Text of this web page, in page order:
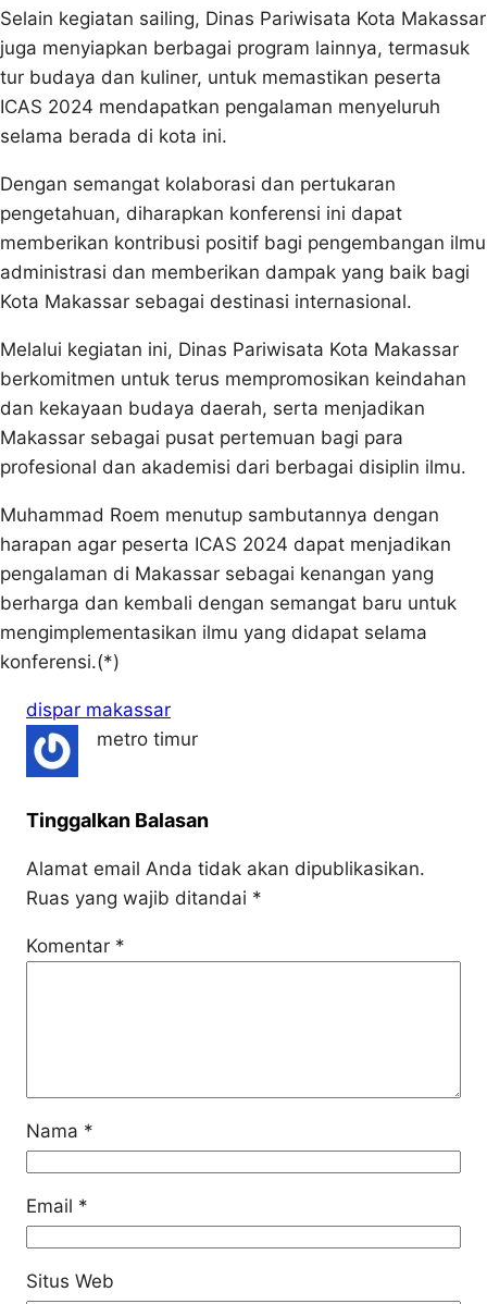
Selain kegiatan sailing, Dinas Pariwisata Kota Makassar
juga menyiapkan berbagai program lainnya, termasuk
tur budaya dan kuliner, untuk memastikan peserta
ICAS 2024 mendapatkan pengalaman menyeluruh
selama berada di kota ini.
Dengan semangat kolaborasi dan pertukaran
pengetahuan, diharapkan konferensi ini dapat
memberikan kontribusi positif bagi pengembangan ilmu
administrasi dan memberikan dampak yang baik bagi
Kota Makassar sebagai destinasi internasional.
Melalui kegiatan ini, Dinas Pariwisata Kota Makassar
berkomitmen untuk terus mempromosikan keindahan
dan kekayaan budaya daerah, serta menjadikan
Makassar sebagai pusat pertemuan bagi para
profesional dan akademisi dari berbagai disiplin ilmu.
Muhammad Roem menutup sambutannya dengan
harapan agar peserta ICAS 2024 dapat menjadikan
pengalaman di Makassar sebagai kenangan yang
berharga dan kembali dengan semangat baru untuk
mengimplementasikan ilmu yang didapat selama
konferensi.(*)
dispar makassar
metro timur
Tinggalkan Balasan
Alamat email Anda tidak akan dipublikasikan.
Ruas yang wajib ditandai *
Komentar *
Nama *
Email *
Situs Web